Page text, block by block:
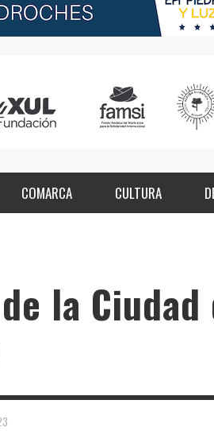
COMARCA CULTURA
la Ciudad